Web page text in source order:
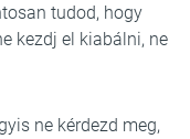
tudod, hogy
kezdj el kiabálni, ne
ne kérdezd meg,